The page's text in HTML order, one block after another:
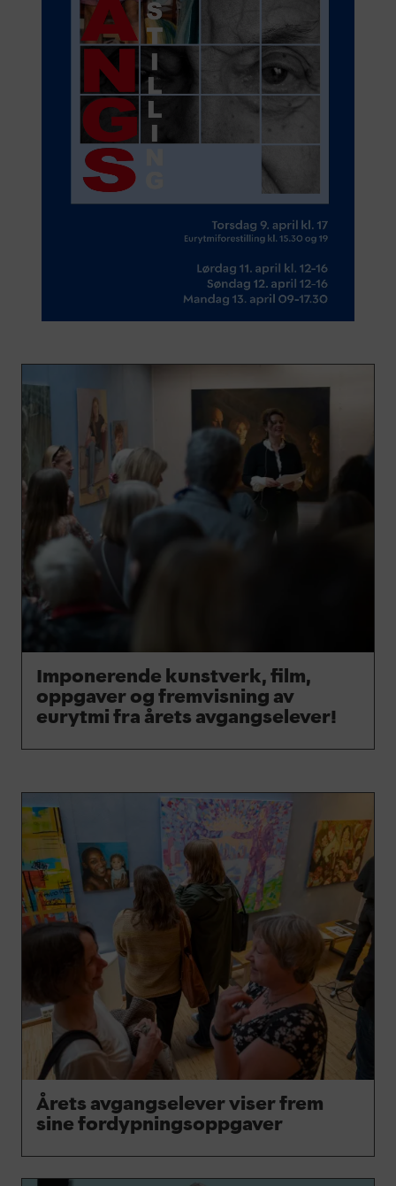
Imponerende kunstverk, film,
oppgaver og fremvisning av
eurytmi fra årets avgangselever!
Årets avgangselever viser frem
sine fordypningsoppgaver